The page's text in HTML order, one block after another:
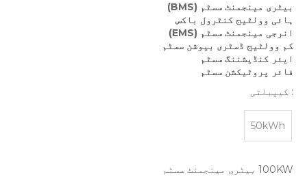
بیٹری مینجمنٹ سسٹم (BMS)
ہائی وولٹیج کنٹرول باکس
انرجی مینجمنٹ سسٹم (EMS)
کم وولٹیج ڈسٹری بیوشن سسٹم
ایئر کنڈیشننگ سسٹم
فائر پروٹیکشن سسٹم
: کیپبلٹی
50kWh
100KW بیٹری مینجمنٹ سسٹم